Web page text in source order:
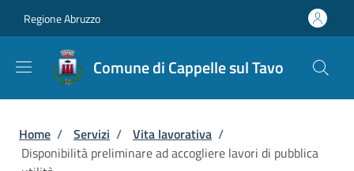
Regione Abruzzo
Comune di Cappelle sul Tavo
Briciole di pane
Home / Servizi / Vita lavorativa /
Disponibilità preliminare ad accogliere lavori di pubblica